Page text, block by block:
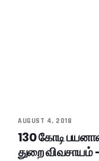
AUGUST 4, 2018
130 கோடி
துறை